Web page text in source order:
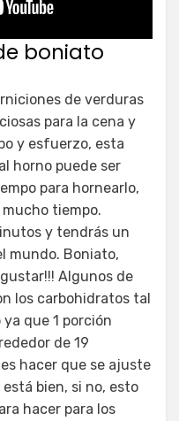
boniato
de verduras
para la cena y
y esfuerzo, esta
horno puede ser
para hornearlo,
tiempo.
y tendrás un
mundo. Boniato,
gustar!!! Algunos de
los carbohidratos tal
que 1 porción
de 19
hacer que se ajuste
bien, si no, esto
hacer para los